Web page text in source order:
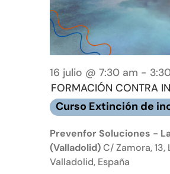
16 julio @ 7:30 am -
FORMACIÓN CONTRA
Curso Extinción de
Prevenfor Soluciones -
(Valladolid)C/ Zamora, 13,
Valladolid, España